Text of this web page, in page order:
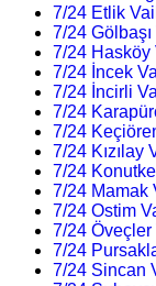
7/24 Etlik
7/24
7/24 Hasköy
7/24 İncek
7/24 İncirli
7/24
7/24
7/24 Kızılay
7/24
7/24 Mamak
7/24 Ostim
7/24
7/24
7/24 Sincan